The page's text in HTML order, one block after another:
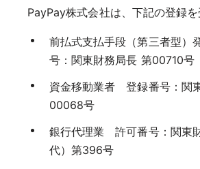
PayPay株式会社は、下記の登録を
前払式支払手段（第三者型
号：関東財務局長 第00710号
資金移動業者 登録番号：関
00068号
銀行代理業 許可番号：関東
代）第396号